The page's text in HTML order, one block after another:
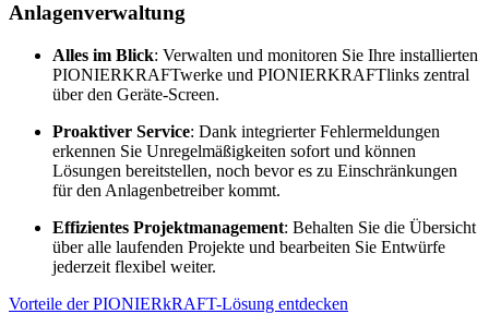
Anlagen­verwaltung
Alles im Blick: Verwalten und monitoren Sie Ihre installierten
PIONIERKRAFTwerke und PIONIERKRAFTlinks zentral
über den Geräte-Screen.
Proaktiver Service: Dank integrierter Fehlermeldungen
erkennen Sie Unregelmäßigkeiten sofort und können
Lösungen bereitstellen, noch bevor es zu Einschränkungen
für den Anlagenbetreiber kommt.
Effizientes Projektmanagement: Behalten Sie die Übersicht
über alle laufenden Projekte und bearbeiten Sie Entwürfe
jederzeit flexibel weiter.
Vorteile der PIONIERkRAFT-Lösung entdecken